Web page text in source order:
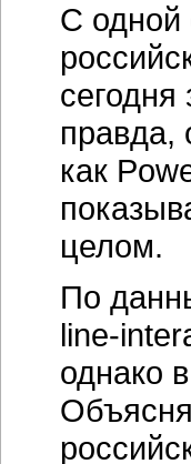
С одной
правда,
как
целом.
По
line-
однако